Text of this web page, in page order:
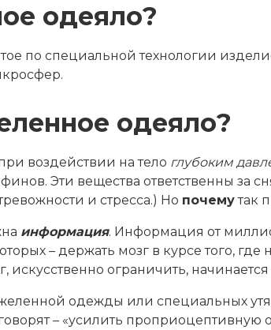
одеяло?
по специальной технологии
одеяло?
воздействии на тело глубоким
Эти вещества ответственны за
и стресса.) Но почемутак
информация. Информация от
– держать мозг в курсе того,
искусственно ограничить,
одежды или специальных
– «усилить проприоцептивную